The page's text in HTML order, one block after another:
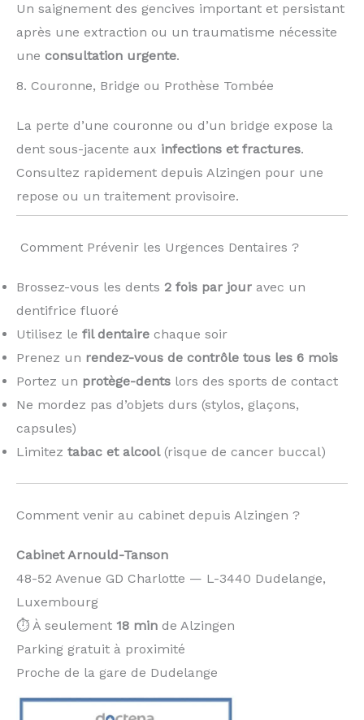
Un saignement des gencives important et persistant
après une extraction ou un traumatisme nécessite
une consultation urgente.
8. Couronne, Bridge ou Prothèse Tombée
La perte d’une couronne ou d’un bridge expose la
dent sous-jacente aux infections et fractures.
Consultez rapidement depuis Alzingen pour une
repose ou un traitement provisoire.
️ Comment Prévenir les Urgences Dentaires ?
Brossez-vous les dents 2 fois par jour avec un
dentifrice fluoré
Utilisez le fil dentaire chaque soir
Prenez un rendez-vous de contrôle tous les 6 mois
Portez un protège-dents lors des sports de contact
Ne mordez pas d’objets durs (stylos, glaçons,
capsules)
Limitez tabac et alcool(risque de cancer buccal)
Comment venir au cabinet depuis Alzingen ?
Cabinet Arnould-Tanson
48-52 Avenue GD Charlotte — L-3440 Dudelange,
Luxembourg
⏱️ À seulement 18 min de Alzingen
Parking gratuit à proximité
Proche de la gare de Dudelange